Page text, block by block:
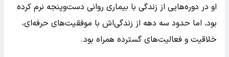
او در دوره‌هایی از زندگی با بیماری روانی دست‌وپنجه نرم کرده
بود، اما حدود سه دهه از زندگی‌اش با موفقیت‌های حرفه‌ای،
خلاقیت و فعالیت‌های گسترده همراه بود.